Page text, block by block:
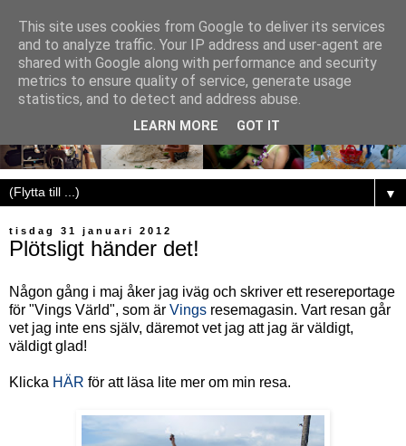
▼
tisdag 31 januari 2012
Plötsligt händer det!
Någon gång i maj åker jag iväg och skriver ett resereportage
för "Vings Värld", som är Vings resemagasin. Vart resan går
vet jag inte ens själv, däremot vet jag att jag är väldigt,
väldigt glad!
Klicka HÄR för att läsa lite mer om min resa.
This site uses cookies from Google to deliver its services
and to analyze traffic. Your IP address and user-agent are
shared with Google along with performance and security
metrics to ensure quality of service, generate usage
statistics, and to detect and address abuse.
LEARN MORE GOT IT